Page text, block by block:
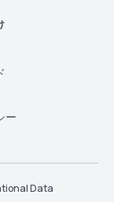
ー
Data